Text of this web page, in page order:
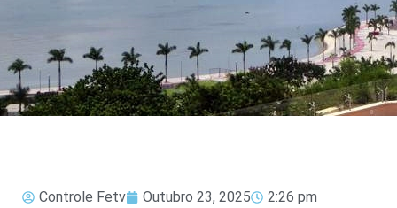
Controle Fetv Outubro 23, 2025
2:26 pm